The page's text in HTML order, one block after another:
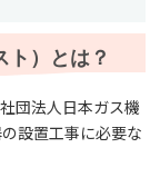
ト）とは？
団法人日本ガス機
設置工事に必要な